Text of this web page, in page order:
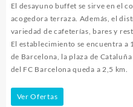
El desayuno buffet se sirve en el
acogedora terraza. Además, el
variedad de cafeterías, bares y
El establecimiento se encuentra
de Barcelona, ​​la plaza de
del FC Barcelona queda a 2,5 km.
Ver Ofertas